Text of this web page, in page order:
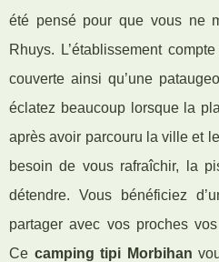
été pensé pour que vous ne
Rhuys. L’établissement
couverte ainsi qu’une
éclatez beaucoup lorsque la
après avoir parcouru la ville et
besoin de vous rafraîchir, la
détendre. Vous bénéficiez
partager avec vos proches
Ce camping tipi Morbihan